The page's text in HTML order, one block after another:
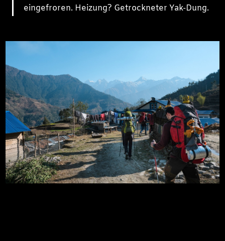
eingefroren. Heizung? Getrockneter Yak-Dung.